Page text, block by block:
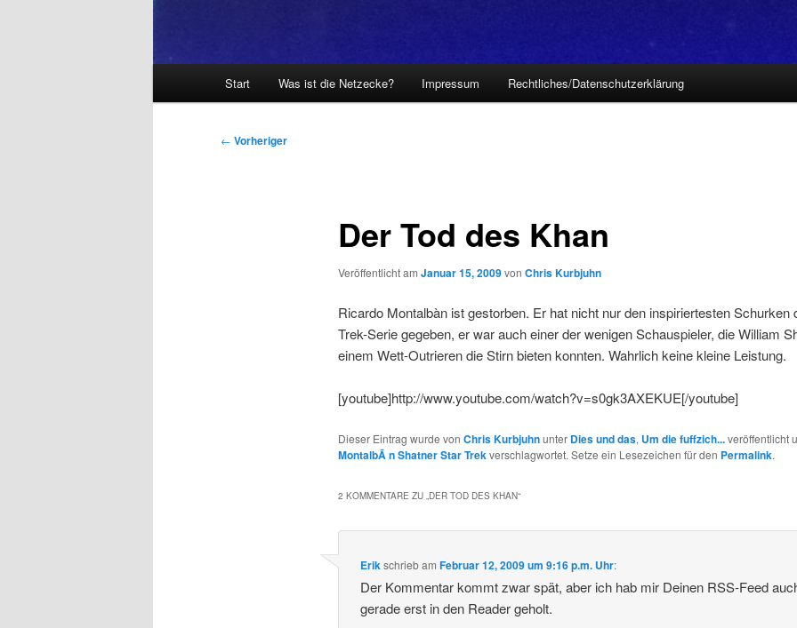
Start Was ist die Netzecke? Impressum Rechtliches/Datenschutzerklärung
Beitragsnavigation
← Vorheriger
Der Tod des Khan
Veröffentlicht am Januar 15, 2009von Chris Kurbjuhn
Ricardo Montalbàn ist gestorben. Er hat nicht nur den inspiriertesten Schurken
Trek-Serie gegeben, er war auch einer der wenigen Schauspieler, die William
einem Wett-Outrieren die Stirn bieten konnten. Wahrlich keine kleine Leistung.
[youtube]http://www.youtube.com/watch?v=s0gk3AXEKUE[/youtube]
Dieser Eintrag wurde von Chris Kurbjuhnunter Dies und das, Um die fuffzich...veröffentlicht
MontalbÃ n Shatner Star Trekverschlagwortet. Setze ein Lesezeichen für den Permalink.
2 KOMMENTARE ZU „DER TOD DES KHAN“
Erik schriebamFebruar 12, 2009 um 9:16 p.m. Uhr:
Der Kommentar kommt zwar spät, aber ich hab mir Deinen RSS-Feed
gerade erst in den Reader geholt.